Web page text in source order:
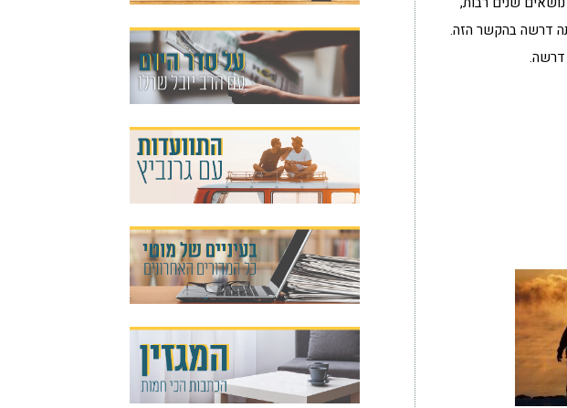
דרשה בהקשר הזה.
דרשה.